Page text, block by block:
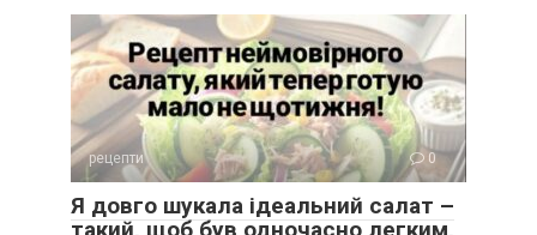
рецепти 0
Я довго шукала ідеальний салат –